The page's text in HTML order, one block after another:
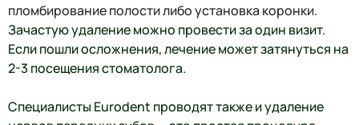
пломбирование полости либо установка коронки.
Зачастую удаление можно провести за один визит.
Если пошли осложнения, лечение может затянуться на
2-3 посещения стоматолога.
Специалисты Eurodent проводят также и удаление